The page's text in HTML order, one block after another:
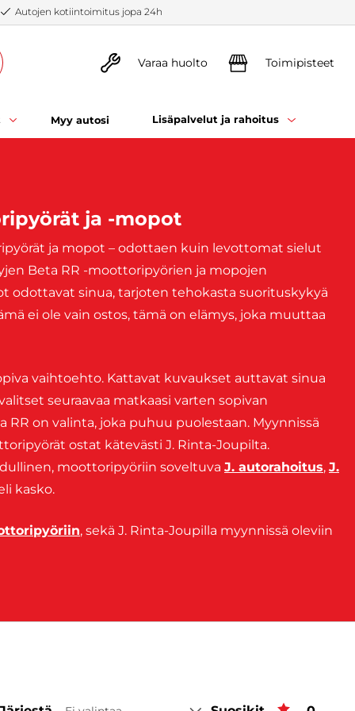
Autojen kotiintoimitus jopa 24h
Varaa huolto Toimipisteet
Myy autosi Lisäpalvelut ja rahoitus
ja -mopot
ja mopot – odottaen kuin levottomat sielut
Beta RR -moottoripyörien ja mopojen
odottavat sinua, tarjoten tehokasta suorituskykyä
ei ole vain ostos, tämä on elämys, joka muuttaa
vaihtoehto. Kattavat kuvaukset auttavat sinua
seuraavaa matkaasi varten sopivan
RR on valinta, joka puhuu puolestaan. Myynnissä
ostat kätevästi J. Rinta-Joupilta.
moottoripyöriin soveltuva J. autorahoitus, J.
kasko.
, sekä J. Rinta-Joupilla myynnissä oleviin